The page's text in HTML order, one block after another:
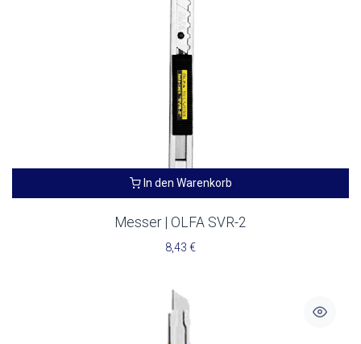
In den Warenkorb
Messer | OLFA SVR-2
8,43 €